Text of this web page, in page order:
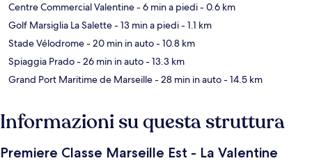
Centre Commercial Valentine- 6 min a piedi- 0.6 km
Golf Marsiglia La Salette- 13 min a piedi- 1.1 km
Stade Vélodrome- 20 min in auto- 10.8 km
Spiaggia Prado- 26 min in auto- 13.3 km
Grand Port Maritime de Marseille- 28 min in auto- 14.5 km
Informazioni su questa struttura
Premiere Classe Marseille Est - La Valentine